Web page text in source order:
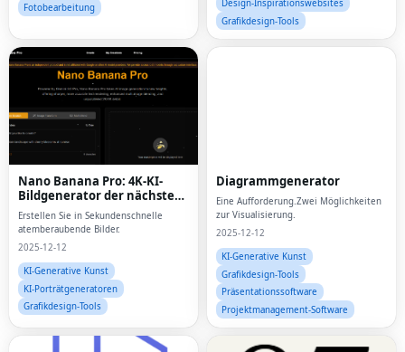
Fotobearbeitung
Design-Inspirationswebsites
Grafikdesign-Tools
Nano Banana Pro: 4K-KI-
Bildgenerator der nächsten
Generation
Erstellen Sie in Sekundenschnelle
atemberaubende Bilder.
2025-12-12
KI-Generative Kunst
KI-Porträtgeneratoren
Grafikdesign-Tools
Diagrammgenerator
Eine Aufforderung.Zwei Möglichkeiten
zur Visualisierung.
2025-12-12
KI-Generative Kunst
Grafikdesign-Tools
Präsentationssoftware
Projektmanagement-Software